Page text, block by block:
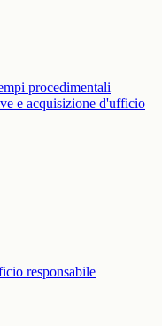
procedimentali
e acquisizione d'ufficio
responsabile